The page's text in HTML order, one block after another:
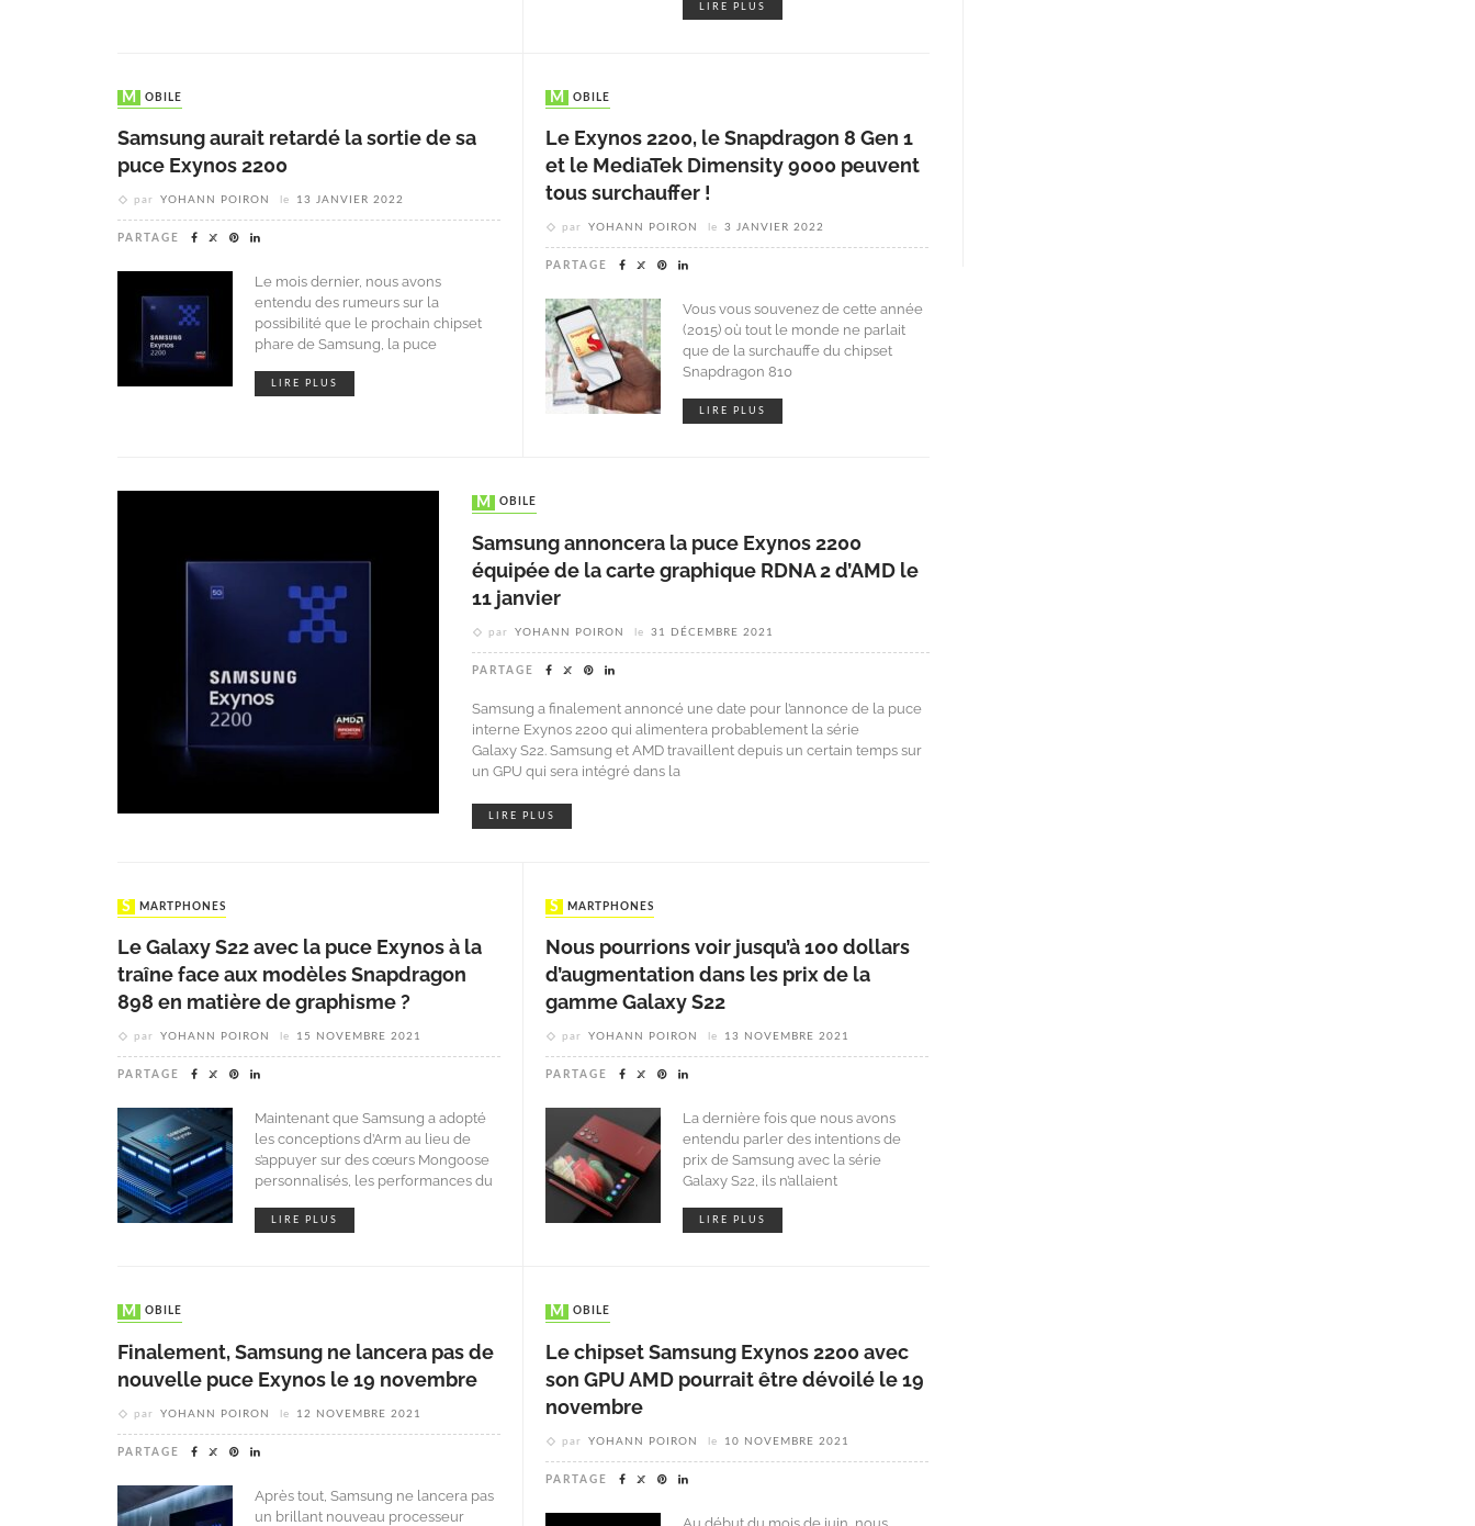
LIRE PLUS
MOBILE
Samsung aurait retardé la sortie de sa
puce Exynos 2200
par YOHANN POIRON le 13 JANVIER 2022
PARTAGE
Le mois dernier, nous avons
entendu des rumeurs sur la
possibilité que le prochain chipset
phare de Samsung, la puce
LIRE PLUS
MOBILE
Le Exynos 2200, le Snapdragon 8 Gen 1
et le MediaTek Dimensity 9000 peuvent
tous surchauffer !
par YOHANN POIRON le 3 JANVIER 2022
PARTAGE
Vous vous souvenez de cette année
(2015) où tout le monde ne parlait
que de la surchauffe du chipset
Snapdragon 810
LIRE PLUS
MOBILE
Samsung annoncera la puce Exynos 2200
équipée de la carte graphique RDNA 2 d’AMD le
11 janvier
par YOHANN POIRON le 31 DÉCEMBRE 2021
PARTAGE
Samsung a finalement annoncé une date pour l’annonce de la puce
interne Exynos 2200 qui alimentera probablement la série
Galaxy S22. Samsung et AMD travaillent depuis un certain temps sur
un GPU qui sera intégré dans la
LIRE PLUS
SMARTPHONES
Le Galaxy S22 avec la puce Exynos à la
traîne face aux modèles Snapdragon
898 en matière de graphisme ?
par YOHANN POIRON le 15 NOVEMBRE 2021
PARTAGE
Maintenant que Samsung a adopté
les conceptions d’Arm au lieu de
s’appuyer sur des cœurs Mongoose
personnalisés, les performances du
LIRE PLUS
SMARTPHONES
Nous pourrions voir jusqu’à 100 dollars
d’augmentation dans les prix de la
gamme Galaxy S22
par YOHANN POIRON le 13 NOVEMBRE 2021
PARTAGE
La dernière fois que nous avons
entendu parler des intentions de
prix de Samsung avec la série
Galaxy S22, ils n’allaient
LIRE PLUS
MOBILE
Finalement, Samsung ne lancera pas de
nouvelle puce Exynos le 19 novembre
par YOHANN POIRON le 12 NOVEMBRE 2021
PARTAGE
Après tout, Samsung ne lancera pas
un brillant nouveau processeur
MOBILE
Le chipset Samsung Exynos 2200 avec
son GPU AMD pourrait être dévoilé le 19
novembre
par YOHANN POIRON le 10 NOVEMBRE 2021
PARTAGE